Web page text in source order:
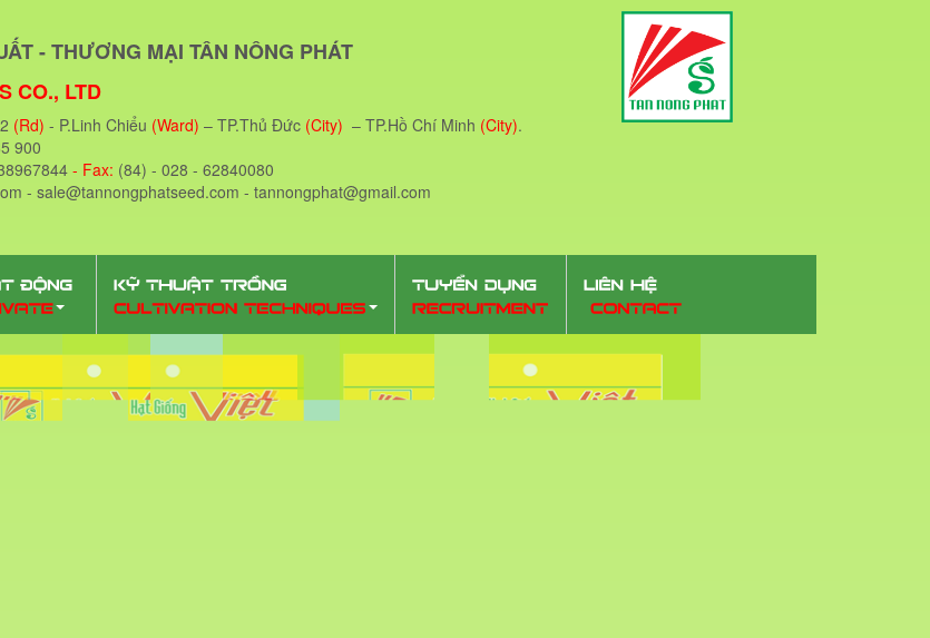
- THƯƠNG MẠI TÂN NÔNG PHÁT
CO., LTD
(Rd) - P.Linh Chiểu (Ward) – TP.Thủ Đức (City) – TP.Hồ Chí Minh (City).
900
- Fax: (84) - 028 - 62840080
- sale@tannongphatseed.com - tannongphat@gmail.com